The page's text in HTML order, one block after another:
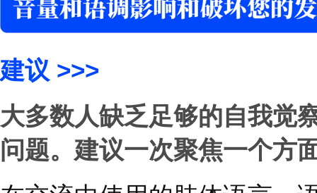
场景举例
您希望更深入地了解某
采用以下方式与对方继
确保你获得所需要的支